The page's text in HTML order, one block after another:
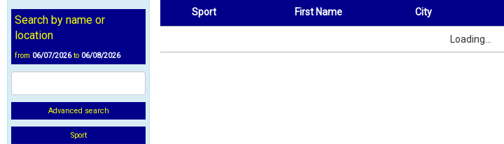
Search by name or
location
from 06/07/2026to 06/08/2026
Advanced search
Sport
Sport First Name City
link
Loading...